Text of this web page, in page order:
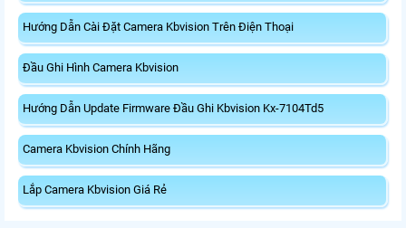
Hướng Dẫn Cài Đặt Camera Kbvision Trên Điện Thoại
Đầu Ghi Hình Camera Kbvision
Hướng Dẫn Update Firmware Đầu Ghi Kbvision Kx-7104Td5
Camera Kbvision Chính Hãng
Lắp Camera Kbvision Giá Rẻ